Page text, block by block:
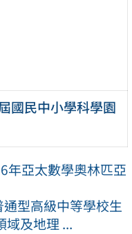
國民中小學科學園
年亞太數學奧林匹亞
通型高級中等學校生
域及地理 ...